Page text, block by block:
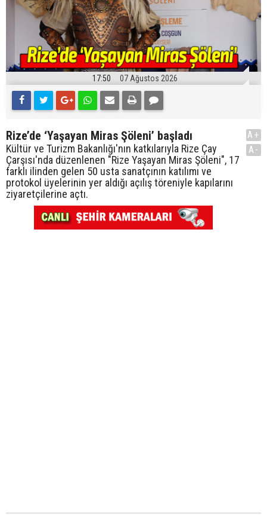
17:50 07 Ağustos 2026
Rize’de ‘Yaşayan Miras Şöleni’ başladı
Kültür ve Turizm Bakanlığı'nın katkılarıyla Rize Çay
Çarşısı'nda düzenlenen "Rize Yaşayan Miras Şöleni", 17
farklı ilinden gelen 50 usta sanatçının katılımı ve
protokol üyelerinin yer aldığı açılış töreniyle kapılarını
ziyaretçilerine açtı.
A+
A-